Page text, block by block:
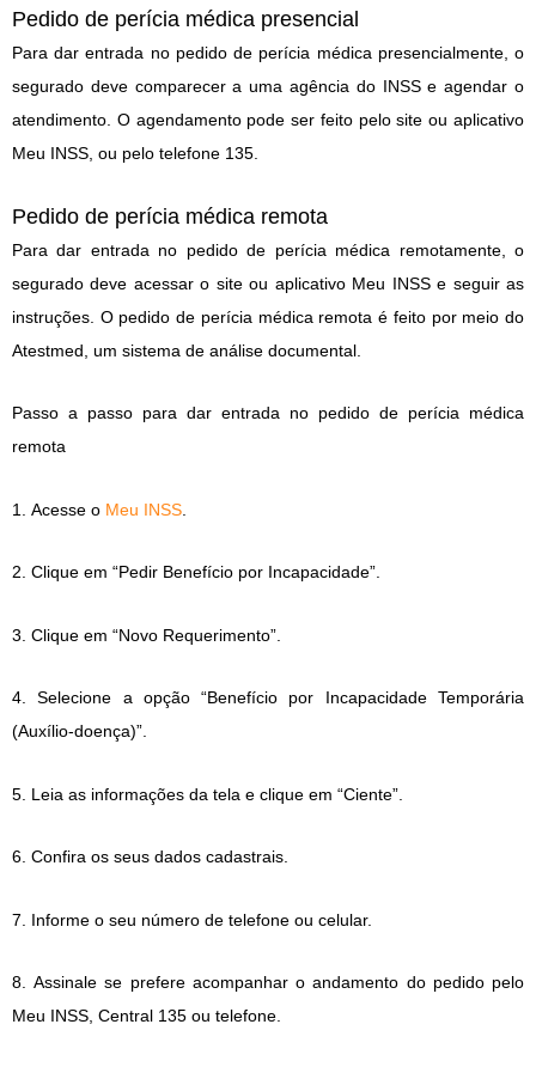
Pedido de perícia médica presencial
Para dar entrada no pedido de perícia médica presencialmente, o
segurado deve comparecer a uma agência do INSS e agendar o
atendimento. O agendamento pode ser feito pelo site ou aplicativo
Meu INSS, ou pelo telefone 135.
Pedido de perícia médica remota
Para dar entrada no pedido de perícia médica remotamente, o
segurado deve acessar o site ou aplicativo Meu INSS e seguir as
instruções. O pedido de perícia médica remota é feito por meio do
Atestmed, um sistema de análise documental.
Passo a passo para dar entrada no pedido de perícia médica
remota
1. Acesse o Meu INSS
2. Clique em “Pedir Benefício por Incapacidade”.
3. Clique em “Novo Requerimento”.
4. Selecione a opção “Benefício por Incapacidade Temporária
(Auxílio-doença)”.
5. Leia as informações da tela e clique em “Ciente”.
6. Confira os seus dados cadastrais.
7. Informe o seu número de telefone ou celular.
8. Assinale se prefere acompanhar o andamento do pedido pelo
Meu INSS, Central 135 ou telefone.